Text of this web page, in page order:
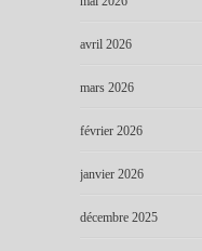
avril 2026
mars 2026
février 2026
janvier 2026
décembre 2025